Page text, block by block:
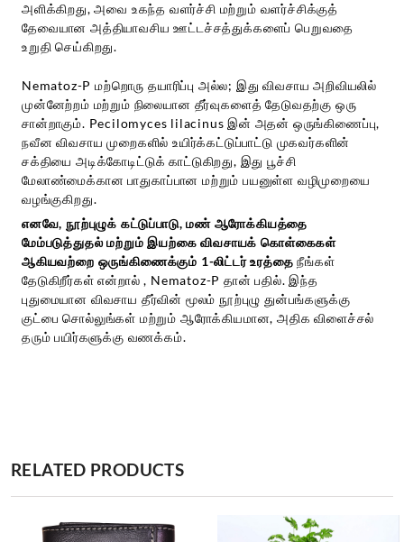
அளிக்கிறது, அவை உகந்த வளர்ச்சி மற்றும் வளர்ச்சிக்குத்
தேவையான அத்தியாவசிய ஊட்டச்சத்துக்களைப் பெறுவதை
உறுதி செய்கிறது.
Nematoz-P மற்றொரு தயாரிப்பு அல்ல; இது விவசாய அறிவியலில்
முன்னேற்றம் மற்றும் நிலையான தீர்வுகளைத் தேடுவதற்கு ஒரு
சான்றாகும். Pecilomyces lilacinus இன் அதன் ஒருங்கிணைப்பு,
நவீன விவசாய முறைகளில் உயிர்க்கட்டுப்பாட்டு முகவர்களின்
சக்தியை அடிக்கோடிட்டுக் காட்டுகிறது, இது பூச்சி
மேலாண்மைக்கான பாதுகாப்பான மற்றும் பயனுள்ள வழிமுறையை
வழங்குகிறது.
எனவே, நூற்புழுக் கட்டுப்பாடு, மண் ஆரோக்கியத்தை
மேம்படுத்துதல் மற்றும் இயற்கை விவசாயக் கொள்கைகள்
ஆகியவற்றை ஒருங்கிணைக்கும் 1-லிட்டர் உரத்தை நீங்கள்
தேடுகிறீர்கள் என்றால், Nematoz-P தான் பதில். இந்த
புதுமையான விவசாய தீர்வின் மூலம் நூற்புழு துன்பங்களுக்கு
குட்பை சொல்லுங்கள் மற்றும் ஆரோக்கியமான, அதிக விளைச்சல்
தரும் பயிர்களுக்கு வணக்கம்.
RELATED PRODUCTS